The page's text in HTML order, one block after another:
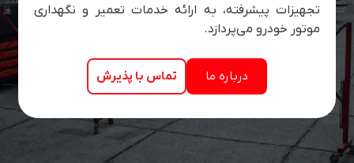
تجهیزات پیشرفته، به ارائه خدمات تعمیر و نگهداری
موتور خودرو می‌پردازد.
درباره ما تماس با پذیرش